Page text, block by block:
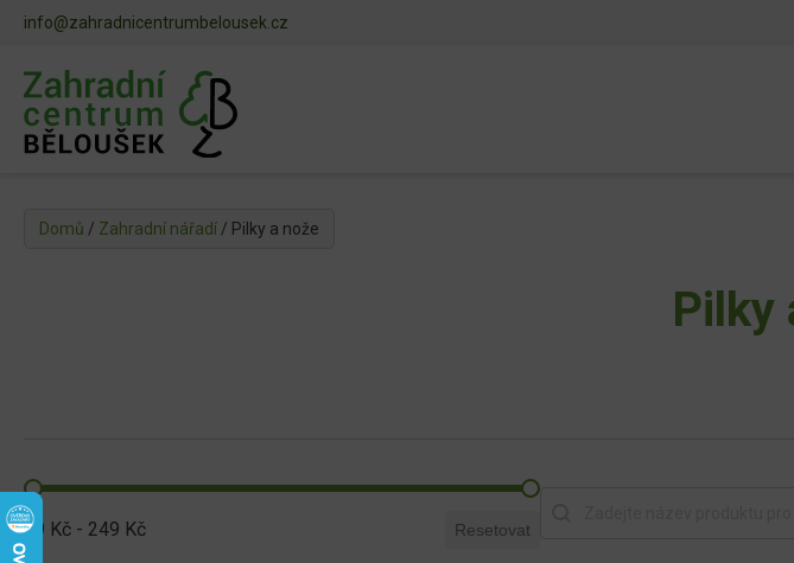
info@zahradnicentrumbelousek.cz
Domů / Zahradní nářadí / Pilky a nože
Pilky
69 Kč - 249 Kč Resetovat